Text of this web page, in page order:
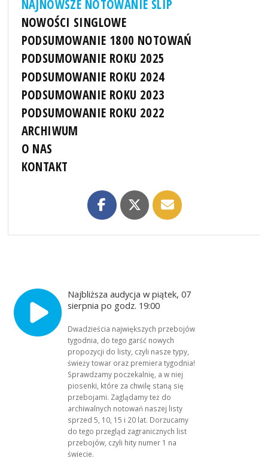
NAJNOWSZE NOTOWANIE SLIP
NOWOŚCI SINGLOWE
PODSUMOWANIE 1800 NOTOWAŃ
PODSUMOWANIE ROKU 2025
PODSUMOWANIE ROKU 2024
PODSUMOWANIE ROKU 2023
PODSUMOWANIE ROKU 2022
ARCHIWUM
O NAS
KONTAKT
Najbliższa audycja w piątek, 07
sierpnia po godz. 19:00
Dwadzieścia największych przebojów
tygodnia, do tego garść nowych
propozycji do listy, czyli nasze typy,
świeży towar oraz premiera tygodnia!
Sprawdzamy poczekalnię, a w niej
piosenki, które za chwilę staną się
przebojami. Zaglądamy też do
archiwalnych notowań naszej listy
sprzed 5, 10, 15 i 20 lat. Dorzucamy
do tego przegląd zagranicznych list
przebojów, czyli hity numer 1 na
świecie.